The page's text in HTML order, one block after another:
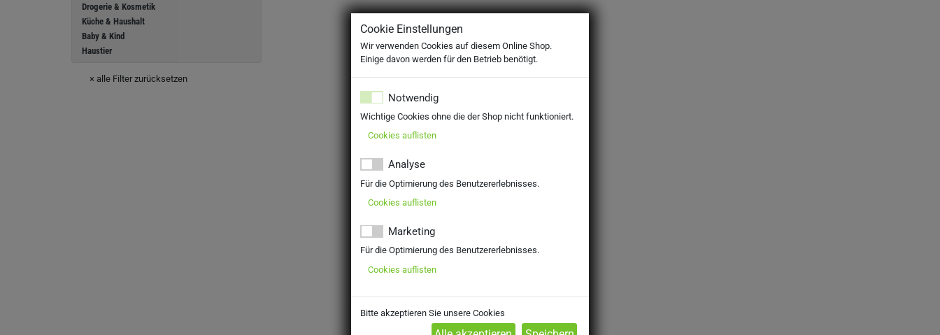
Drogerie & Kosmetik
Küche & Haushalt
Baby & Kind
Haustier
× alle Filter zurücksetzen
Cookie Einstellungen
Wir verwenden Cookies auf diesem Online Shop.
Einige davon werden für den Betrieb benötigt.
Notwendig
Wichtige Cookies ohne die der Shop nicht funktioniert.
Cookies auflisten
Analyse
Für die Optimierung des Benutzererlebnisses.
Cookies auflisten
Marketing
Für die Optimierung des Benutzererlebnisses.
Cookies auflisten
Bitte akzeptieren Sie unsere Cookies